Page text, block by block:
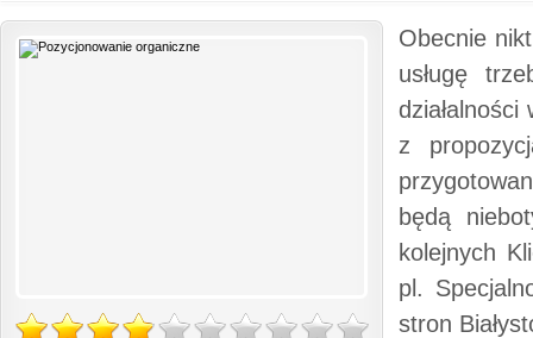
Obecnie
usługę
z
będą
kolejnych
pl.
stron